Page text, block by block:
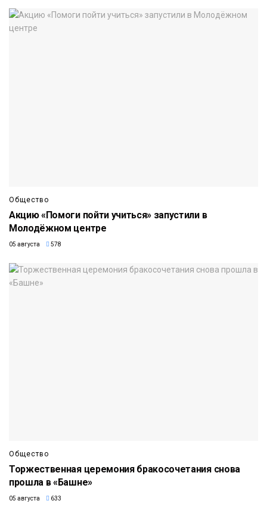
Общество
Акцию «Помоги пойти учиться» запустили в
Молодёжном центре
05 августа 578
Общество
Торжественная церемония бракосочетания снова
прошла в «Башне»
05 августа 633